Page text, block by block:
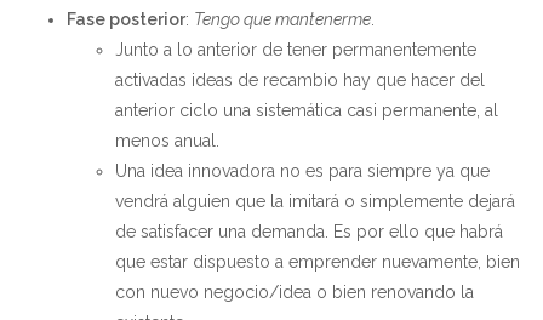
Fase posterior: Tengo que mantenerme
Junto a lo anterior de tener permanentemente
activadas ideas de recambio hay que hacer del
anterior ciclo una sistemática casi permanente, al
menos anual.
Una idea innovadora no es para siempre ya que
vendrá alguien que la imitará o simplemente dejará
de satisfacer una demanda. Es por ello que habrá
que estar dispuesto a emprender nuevamente, bien
con nuevo negocio/idea o bien renovando la